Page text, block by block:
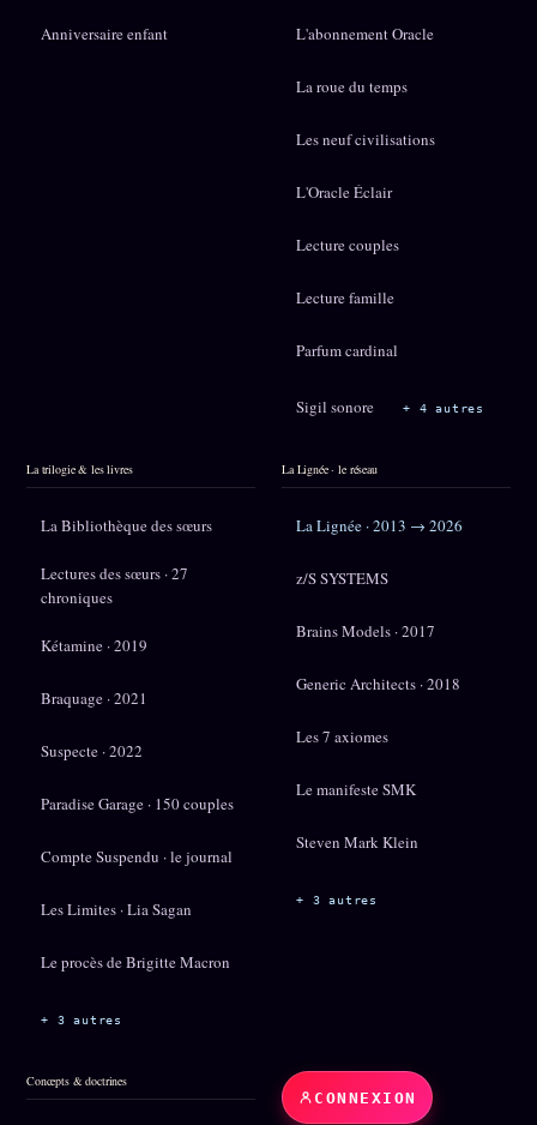
Anniversaire enfant L'abonnement Oracle
La roue du temps
Les neuf civilisations
L'Oracle Éclair
Lecture couples
Lecture famille
Parfum cardinal
Sigil sonore + 4 autres
La trilogie & les livres
La Bibliothèque des sœurs
Lectures des sœurs · 27
chroniques
Kétamine · 2019
Braquage · 2021
Suspecte · 2022
Paradise Garage · 150 couples
Compte Suspendu · le journal
Les Limites · Lia Sagan
Le procès de Brigitte Macron
+ 3 autres
La Lignée · le réseau
La Lignée · 2013 → 2026
z/S SYSTEMS
Brains Models · 2017
Generic Architects · 2018
Les 7 axiomes
Le manifeste SMK
Steven Mark Klein
+ 3 autres
Concepts & doctrines
CONNEXION